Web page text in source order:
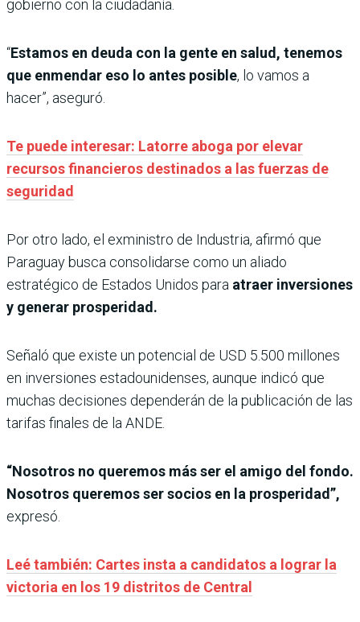
gobierno con la ciudadanía.
“Estamos en deuda con la gente en salud, tenemos
que enmendar eso lo antes posible, lo vamos a
hacer”, aseguró.
Te puede interesar: Latorre aboga por elevar
recursos financieros destinados a las fuerzas de
seguridad
Por otro lado, el exministro de Industria, afirmó que
Paraguay busca consolidarse como un aliado
estratégico de Estados Unidos para atraer inversiones
y generar prosperidad.
Señaló que existe un potencial de USD 5.500 millones
en inversiones estadounidenses, aunque indicó que
muchas decisiones dependerán de la publicación de las
tarifas finales de la ANDE.
“Nosotros no queremos más ser el amigo del fondo.
Nosotros queremos ser socios en la prosperidad”,
expresó.
Leé también: Cartes insta a candidatos a lograr la
victoria en los 19 distritos de Central